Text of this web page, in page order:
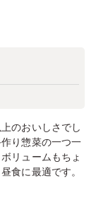
のおいしさでし
り惣菜の一つ一
リュームもちょ
食に最適です。